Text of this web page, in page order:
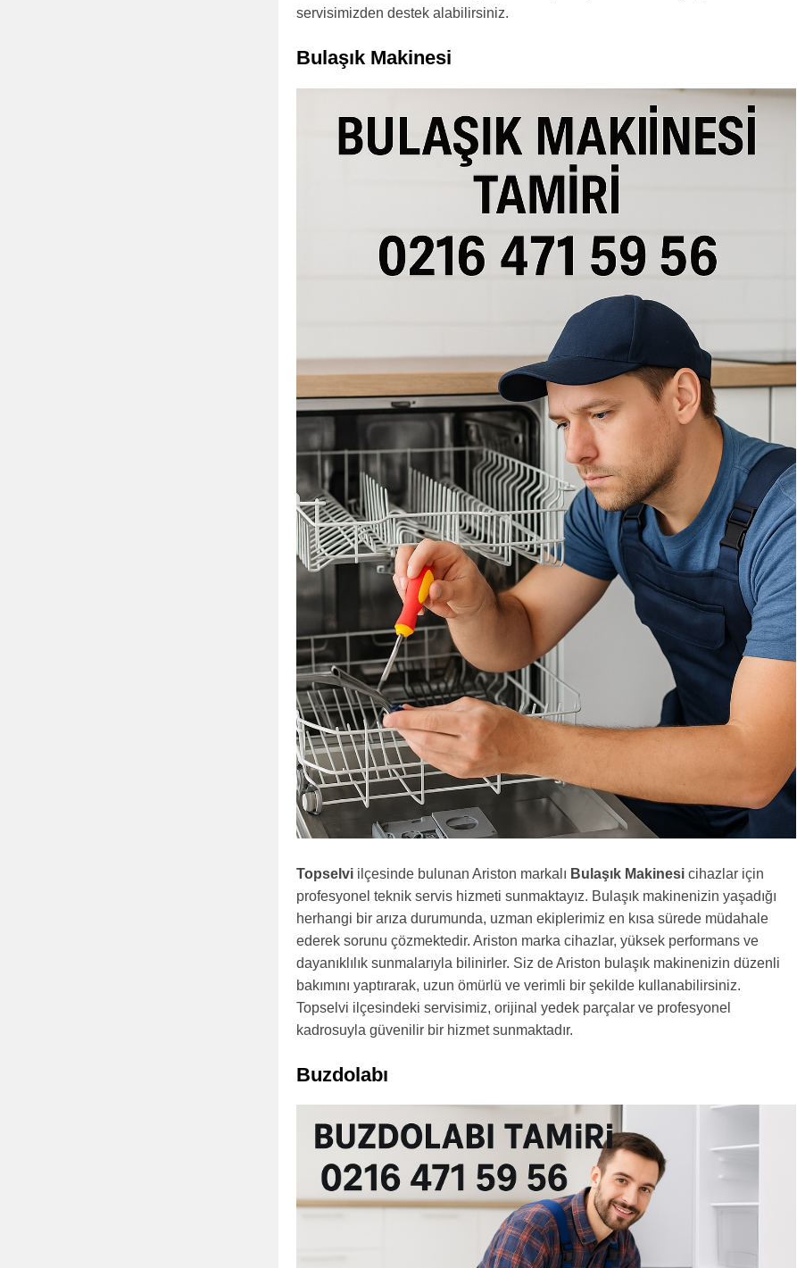
servisimizden destek alabilirsiniz.
Bulaşık Makinesi
Topselvi ilçesinde bulunan Ariston markalı Bulaşık Makinesi cihazlar için
profesyonel teknik servis hizmeti sunmaktayız. Bulaşık makinenizin yaşadığı
herhangi bir arıza durumunda, uzman ekiplerimiz en kısa sürede müdahale
ederek sorunu çözmektedir. Ariston marka cihazlar, yüksek performans ve
dayanıklılık sunmalarıyla bilinirler. Siz de Ariston bulaşık makinenizin düzenli
bakımını yaptırarak, uzun ömürlü ve verimli bir şekilde kullanabilirsiniz.
Topselvi ilçesindeki servisimiz, orijinal yedek parçalar ve profesyonel
kadrosuyla güvenilir bir hizmet sunmaktadır.
Buzdolabı